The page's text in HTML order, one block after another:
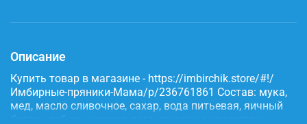
Описание
Купить товар в магазине - https://imbirchik.store/#!/
Имбирные-пряники-Мама/p/236761861 Состав: мука,
мед, масло сливочное, сахар, вода питьевая, яичный
белок, имбирь, корица, сода, пищевые красители.